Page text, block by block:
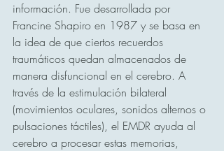
información. Fue desarrollada por
Francine Shapiro en 1987 y se basa en
la idea de que ciertos recuerdos
traumáticos quedan almacenados de
manera disfuncional en el cerebro. A
través de la estimulación bilateral
(movimientos oculares, sonidos alternos o
pulsaciones táctiles), el EMDR ayuda al
cerebro a procesar estas memorias,